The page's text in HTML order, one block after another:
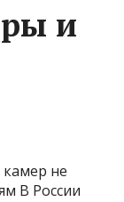
и
камер не
В России